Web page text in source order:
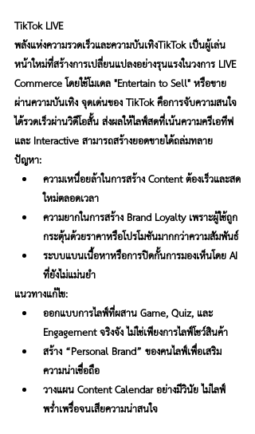
TikTok LIVE
พลังแห่งความรวดเร็วและความบันเทิงTikTok เป็นผู้เล่น
หน้าใหม่ที่สร้างการเปลี่ยนแปลงอย่างรุนแรงในวงการ LIVE
Commerce โดยใช้โมเดล "Entertain to Sell" หรือขาย
ผ่านความบันเทิง จุดเด่นของ TikTok คือการจับความสนใจ
ได้รวดเร็วผ่านวิดีโอสั้น ส่งผลให้ไลฟ์สดที่เน้นความครีเอทีฟ
และ Interactive สามารถสร้างยอดขายได้ถล่มทลาย
ปัญหา:
ความเหนื่อยล้าในการสร้าง Content ต้องเร็วและสด
ใหม่ตลอดเวลา
ความยากในการสร้าง Brand Loyalty เพราะผู้ใช้ถูก
กระตุ้นด้วยราคาหรือโปรโมชันมากกว่าความสัมพันธ์
ระบบแบนเนื้อหาหรือการปิดกั้นการมองเห็นโดย AI
ที่ยังไม่แม่นยำ
แนวทางแก้ไข:
ออกแบบการไลฟ์ที่ผสาน Game, Quiz, และ
Engagement จริงจัง ไม่ใช่เพียงการไลฟ์โชว์สินค้า
สร้าง “Personal Brand” ของคนไลฟ์เพื่อเสริม
ความน่าเชื่อถือ
วางแผน Content Calendar อย่างมีวินัย ไม่ไลฟ์
พร่ำเพรื่อจนเสียความน่าสนใจ